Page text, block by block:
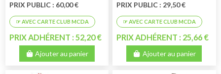
PRIX PUBLIC : 60,00 €
PRIX ADHÉRENT : 52,20 €
Ajouter au panier
PRIX PUBLIC : 29,50 €
PRIX ADHÉRENT : 25,66 €
Ajouter au panier